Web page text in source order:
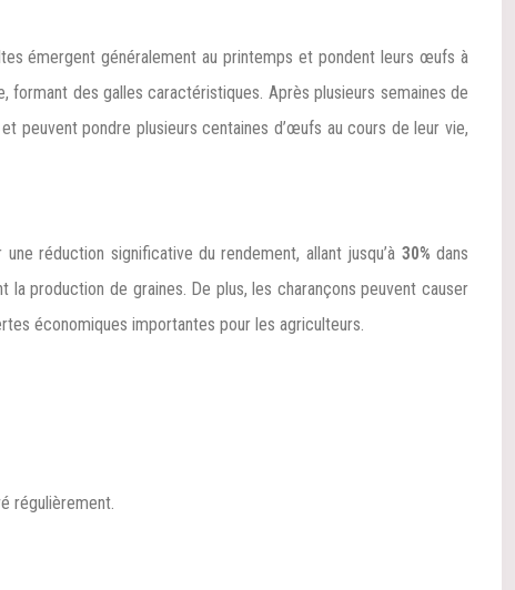
émergent généralement au printemps et pondent leurs œufs à
des galles caractéristiques. Après plusieurs semaines de
peuvent pondre plusieurs centaines d’œufs au cours de leur vie,
réduction significative du rendement, allant jusqu’à 30% dans
production de graines. De plus, les charançons peuvent causer
économiques importantes pour les agriculteurs.
régulièrement.